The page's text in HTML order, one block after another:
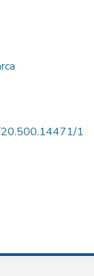
20.500.14471/1